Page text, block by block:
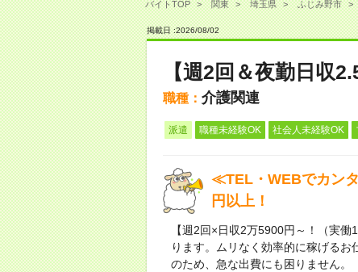
バイトTOP 関東 埼玉県 ふじみ野市
掲載日 :2026/08/02
【週2回＆夜勤日収
職種： 介護関連
派遣 職種未経験OK 社会人未経験OK
≪TEL・WEBでカン
円以上！
【週2回×日収2万5900円～！（実
ります。ムリなく効率的に稼げる
のため、急な出費にも困りません。